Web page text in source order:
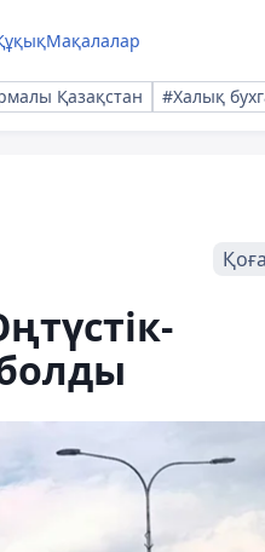
Мақалалар
Қазақстан #Халық